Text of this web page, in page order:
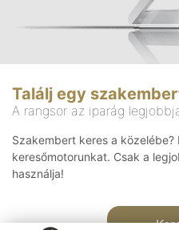
Találj egy
A rangsor az iparág
Szakembert keres a közelébe?
keresőmotorunkat. Csak a
használja!